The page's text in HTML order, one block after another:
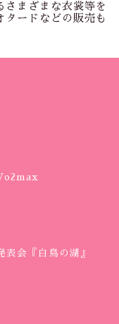
さまざまな衣裳等を
タードなどの販売も
表会『白鳥の湖』